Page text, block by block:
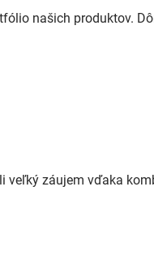
našich produktov.
veľký záujem vďaka